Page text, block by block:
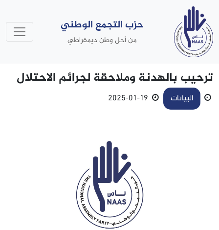
حزب التجمع الوطني
من أجل وطن ديمقراطي
ترحيب بالهدنة وملاحقة لجرائم الاحتلال
البيانات